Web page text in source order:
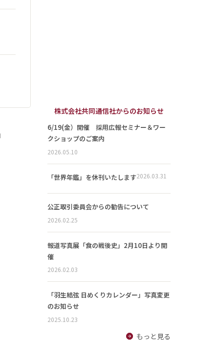
株式会社共同通信社からのお知らせ
6/19(金）開催 採用広報セミナー＆ワー
クショップのご案内
2026.05.10
「世界年鑑」を休刊いたします2026.03.31
公正取引委員会からの勧告について
2026.02.25
報道写真展「食の戦後史」2月10日より開
催
2026.02.03
「羽生結弦 日めくりカレンダー」写真変更
のお知らせ
2025.10.23
もっと見る